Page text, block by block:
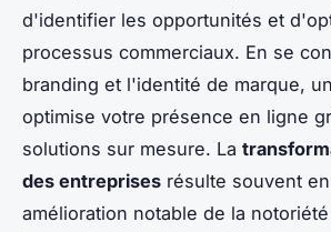
d'identifier les opportunités et
processus commerciaux. En se
branding et l'identité de marque,
optimise votre présence en ligne
solutions sur mesure. La
des entreprises résulte souvent
amélioration notable de la